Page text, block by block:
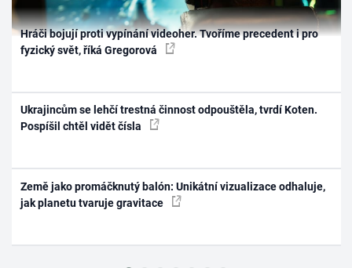
Hráči bojují proti vypínání videoher. Tvoříme precedent i pro
fyzický svět, říká Gregorová
Ukrajincům se lehčí trestná činnost odpouštěla, tvrdí Koten.
Pospíšil chtěl vidět čísla
Země jako promáčknutý balón: Unikátní vizualizace odhaluje,
jak planetu tvaruje gravitace